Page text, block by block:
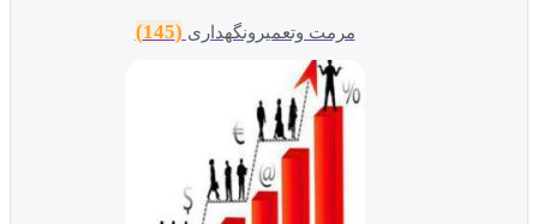
مرمت وتعمیرونگهداری (145)